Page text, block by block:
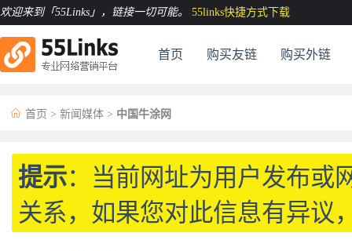
欢迎来到「55Links」 ，链接一切可能。 55links快捷方式下载
首页 购买友链 购买外链
 首页 > 新闻媒体 > 中国牛涂网
提示：当前网址为用户发布或
关系，如果您对此信息有异议